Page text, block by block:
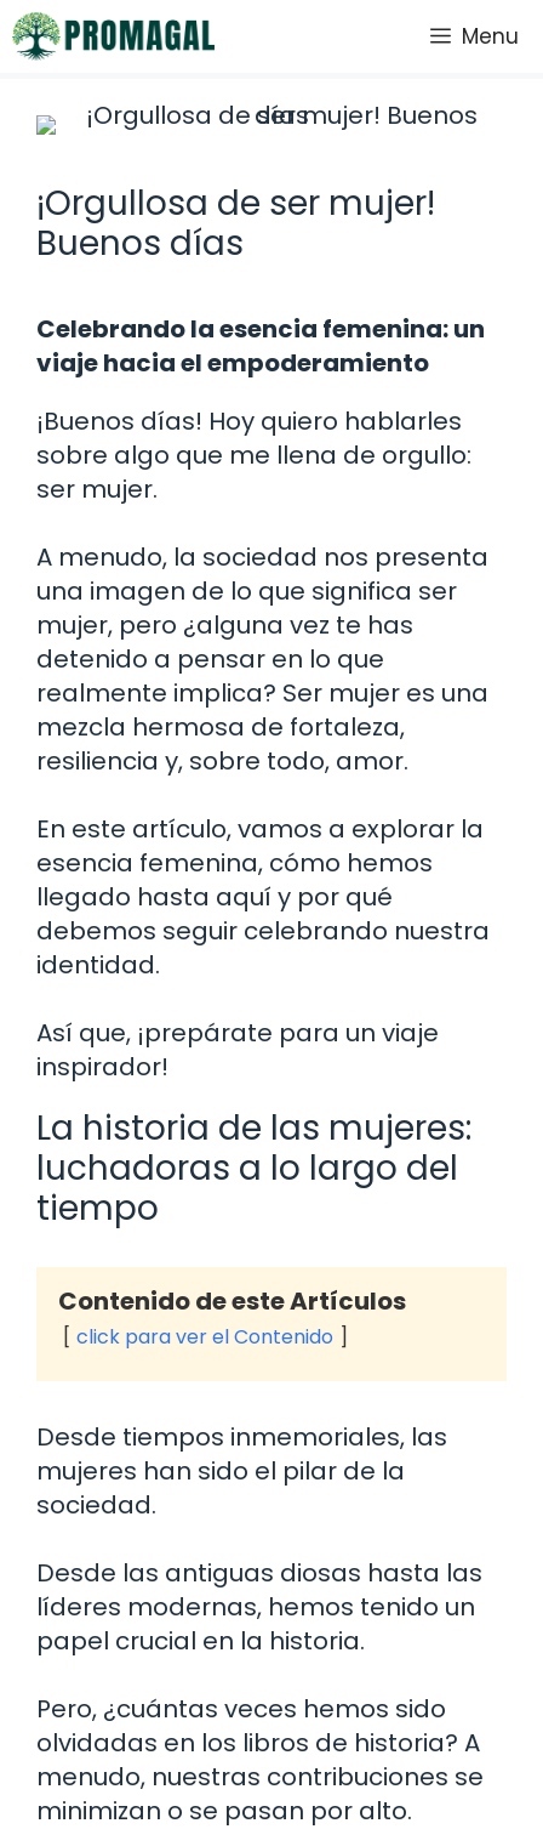
Saltar
al
Menu
¡Orgullosa de ser mujer!
Buenos días
Celebrando la esencia femenina: un
viaje hacia el empoderamiento
¡Buenos días! Hoy quiero hablarles
sobre algo que me llena de orgullo:
ser mujer.
A menudo, la sociedad nos presenta
una imagen de lo que significa ser
mujer, pero ¿alguna vez te has
detenido a pensar en lo que
realmente implica? Ser mujer es una
mezcla hermosa de fortaleza,
resiliencia y, sobre todo, amor.
En este artículo, vamos a explorar la
esencia femenina, cómo hemos
llegado hasta aquí y por qué
debemos seguir celebrando nuestra
identidad.
Así que, ¡prepárate para un viaje
inspirador!
La historia de las mujeres:
luchadoras a lo largo del
tiempo
Contenido de este Artículos
click para ver el Contenido
Desde tiempos inmemoriales, las
mujeres han sido el pilar de la
sociedad.
Desde las antiguas diosas hasta las
líderes modernas, hemos tenido un
papel crucial en la historia.
Pero, ¿cuántas veces hemos sido
olvidadas en los libros de historia? A
menudo, nuestras contribuciones se
minimizan o se pasan por alto.